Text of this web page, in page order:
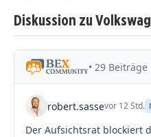
Diskussion zu